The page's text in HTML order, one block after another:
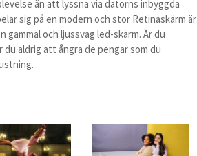
än att lyssna via datorns inbyggda
sig på en modern och stor Retinaskärm är
och ljussvag led-skärm. Är du
aldrig att ångra de pengar som du